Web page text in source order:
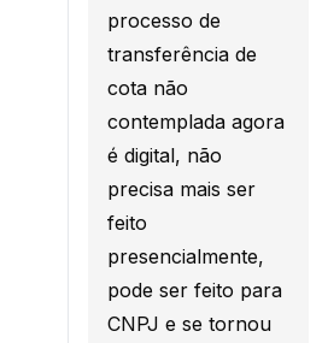
processo de
transferência de
cota não
contemplada agora
é digital, não
precisa mais ser
feito
presencialmente,
pode ser feito para
CNPJ e se tornou